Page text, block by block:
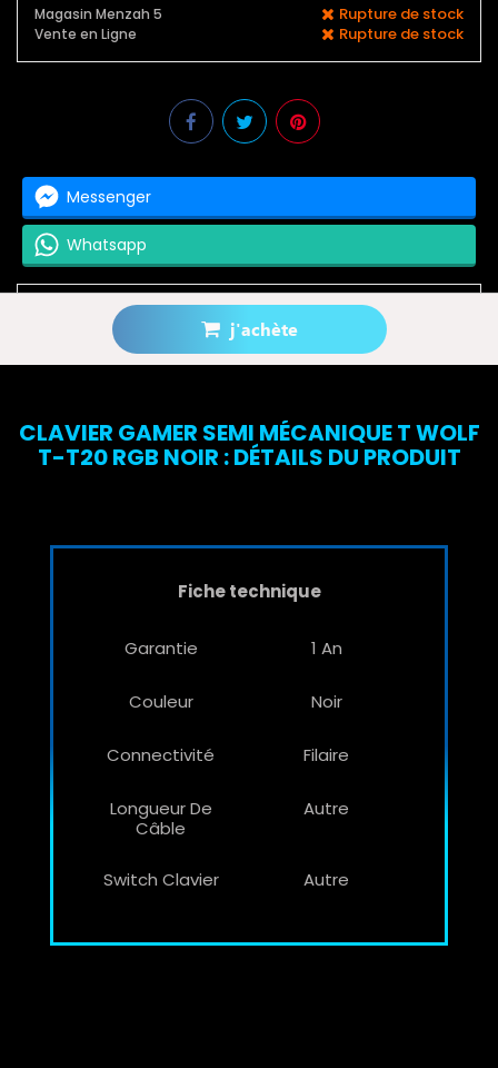
j'achète
Magasin Menzah 5 Rupture de stock
Vente en Ligne Rupture de stock
Messenger
Whatsapp
Prévenez-moi lorsque le produit est disponible
CLAVIER GAMER SEMI MÉCANIQUE T WOLF
T-T20 RGB NOIR : DÉTAILS DU PRODUIT
Fiche technique
Garantie 1 An
Couleur Noir
Connectivité Filaire
Longueur De
Câble
Autre
Switch Clavier Autre